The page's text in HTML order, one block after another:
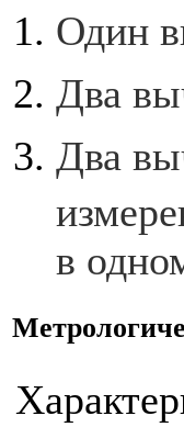
Один
Два
Два
в